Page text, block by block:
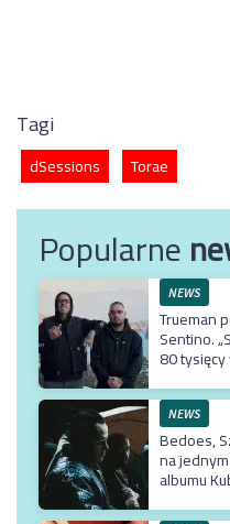
Tagi
dSessions Torae
Popularne
NEWS
Trueman
Sentino.
80
NEWS
Bedoes,
na
albumu